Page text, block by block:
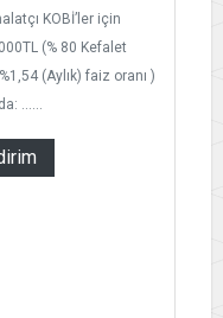
KOBİ’ler için
(% 80 Kefalet
(Aylık) faiz oranı )
......